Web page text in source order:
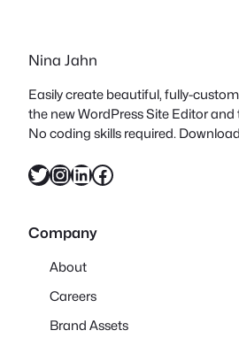
Nina Jahn
Easily create beautiful, fully-
the new WordPress Site Editor and
No coding skills required.
Twitter InstagramLinkedIn Facebook
Company
About
Careers
Brand Assets